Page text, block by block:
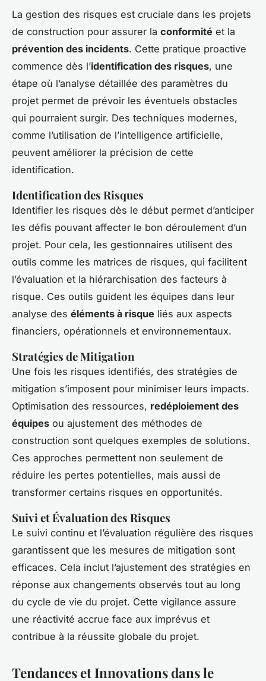
La gestion des risques est cruciale dans les projets
de construction pour assurer la conformité et la
prévention des incidents. Cette pratique proactive
commence dès l’identification des risques, une
étape où l’analyse détaillée des paramètres du
projet permet de prévoir les éventuels obstacles
qui pourraient surgir. Des techniques modernes,
comme l’utilisation de l’intelligence artificielle,
peuvent améliorer la précision de cette
identification.
Identification des Risques
Identifier les risques dès le début permet d’anticiper
les défis pouvant affecter le bon déroulement d’un
projet. Pour cela, les gestionnaires utilisent des
outils comme les matrices de risques, qui facilitent
l’évaluation et la hiérarchisation des facteurs à
risque. Ces outils guident les équipes dans leur
analyse des éléments à risque liés aux aspects
financiers, opérationnels et environnementaux.
Stratégies de Mitigation
Une fois les risques identifiés, des stratégies de
mitigation s’imposent pour minimiser leurs impacts.
Optimisation des ressources, redéploiement des
équipes ou ajustement des méthodes de
construction sont quelques exemples de solutions.
Ces approches permettent non seulement de
réduire les pertes potentielles, mais aussi de
transformer certains risques en opportunités.
Suivi et Évaluation des Risques
Le suivi continu et l’évaluation régulière des risques
garantissent que les mesures de mitigation sont
efficaces. Cela inclut l’ajustement des stratégies en
réponse aux changements observés tout au long
du cycle de vie du projet. Cette vigilance assure
une réactivité accrue face aux imprévus et
contribue à la réussite globale du projet.
Tendances et Innovations dans le